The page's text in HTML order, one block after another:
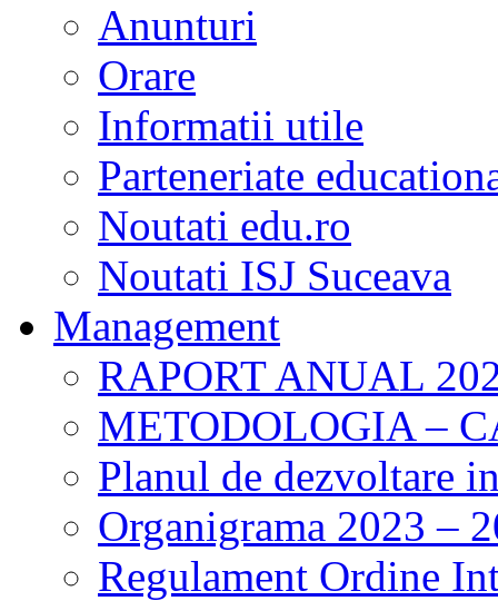
Anunturi
Orare
Informatii utile
Parteneriate
Noutati edu.ro
Noutati ISJ Suceava
Management
RAPORT ANUAL
METODOLOGIA –
Planul de dezvoltare
Organigrama 2023 –
Regulament Ordine